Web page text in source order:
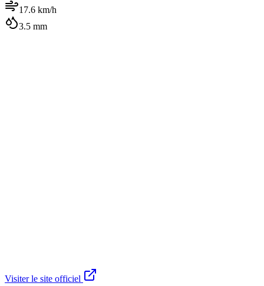
17.6 km/h
3.5 mm
Visiter le site officiel